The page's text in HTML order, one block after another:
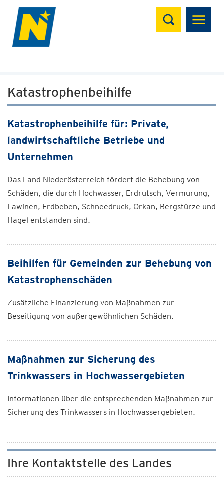
Suchen
Katastrophenbeihilfe
Katastrophenbeihilfe für: Private,
landwirtschaftliche Betriebe und
Unternehmen
Das Land Niederösterreich fördert die Behebung von
Schäden, die durch Hochwasser, Erdrutsch, Vermurung,
Lawinen, Erdbeben, Schneedruck, Orkan, Bergstürze und
Hagel entstanden sind.
Beihilfen für Gemeinden zur Behebung von
Katastrophenschäden
Zusätzliche Finanzierung von Maßnahmen zur
Beseitigung von außergewöhnlichen Schäden.
Maßnahmen zur Sicherung des
Trinkwassers in Hochwassergebieten
Informationen über die entsprechenden Maßnahmen zur
Sicherung des Trinkwassers in Hochwassergebieten.
Ihre Kontaktstelle des Landes